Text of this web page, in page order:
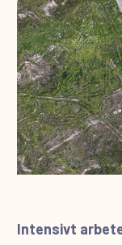
Intensivt